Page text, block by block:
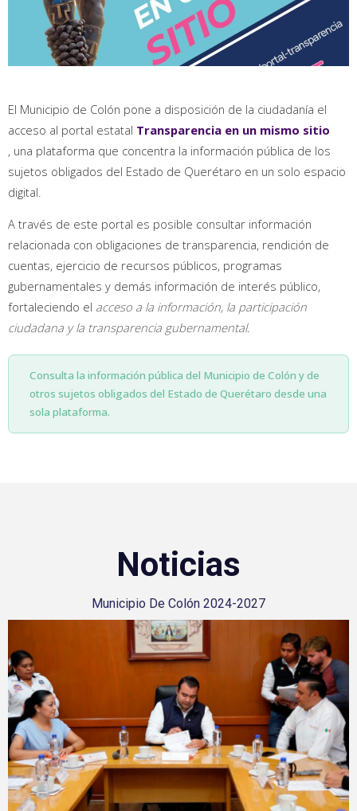
El Municipio de Colón pone a disposición de la ciudadanía el
acceso al portal estatal Transparencia en un mismo sitio
, una plataforma que concentra la información pública de los
sujetos obligados del Estado de Querétaro en un solo espacio
digital.
A través de este portal es posible consultar información
relacionada con obligaciones de transparencia, rendición de
cuentas, ejercicio de recursos públicos, programas
gubernamentales y demás información de interés público,
fortaleciendo el acceso a la información, la participación
ciudadana y la transparencia gubernamental.
Consulta la información pública del Municipio de Colón y de
otros sujetos obligados del Estado de Querétaro desde una
sola plataforma.
Noticias
Municipio De Colón 2024-2027